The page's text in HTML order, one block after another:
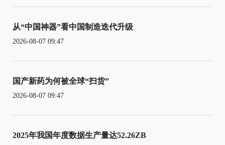
从“中国神器”看中国制造迭代升级
2026-08-07 09:47
国产新药为何被全球“扫货”
2026-08-07 09:47
2025年我国年度数据生产量达52.26ZB